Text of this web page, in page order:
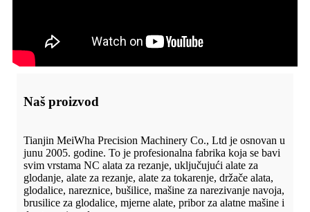
Naš proizvod
Tianjin MeiWha Precision Machinery Co., Ltd je osnovan u
junu 2005. godine. To je profesionalna fabrika koja se bavi
svim vrstama NC alata za rezanje, uključujući alate za
glodanje, alate za rezanje, alate za tokarenje, držače alata,
glodalice, nareznice, bušilice, mašine za narezivanje navoja,
brusilice za glodalice, mjerne alate, pribor za alatne mašine i